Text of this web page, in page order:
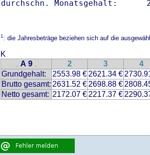
1: die Jahresbeträge beziehen sich auf die
K
.. A 9 .. 2 3 4
Grundgehalt:
2553.98 € 2621.34 €
Brutto gesamt: 2631.52 € 2698.88 €
Netto gesamt: 2172.07 € 2217.37 €